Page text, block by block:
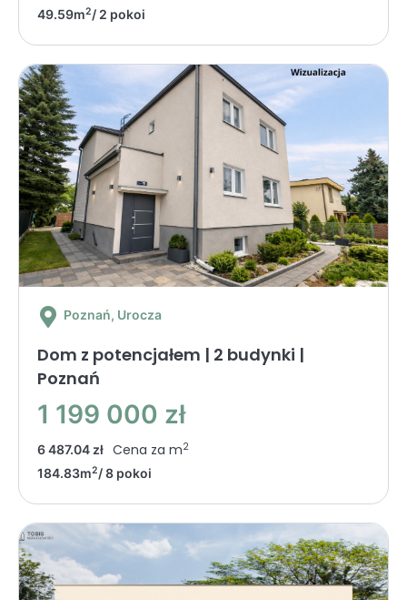
49.59m2/ 2 pokoi
Poznań, Urocza
Dom z potencjałem | 2 budynki |
Poznań
1 199 000 zł
6 487.04 zł Cena za m2
184.83m2/ 8 pokoi